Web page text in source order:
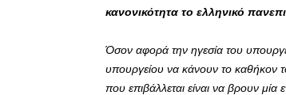
κανονικότητα το ελληνικό
Όσον αφορά την ηγεσία του
υπουργείου να κάνουν το καθήκον
που επιβάλλεται είναι να βρουν